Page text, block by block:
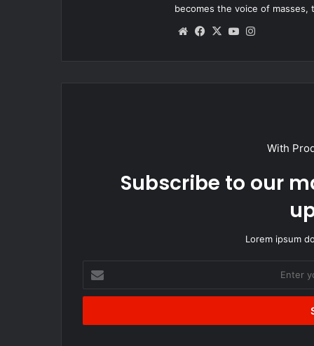
becomes the voice of masses,
WebsiteFacebook
X YouTube
With
Subscribe to our
Lorem ipsum
your
Email